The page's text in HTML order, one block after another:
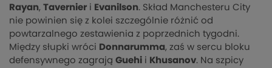
Rayan, Tavernier i Evanilson. Skład Manchesteru City
nie powinien się z kolei szczególnie różnić od
powtarzalnego zestawienia z poprzednich tygodni.
Między słupki wróci Donnarumma, zaś w sercu bloku
defensywnego zagrają Guehi i Khusanov. Na szpicy